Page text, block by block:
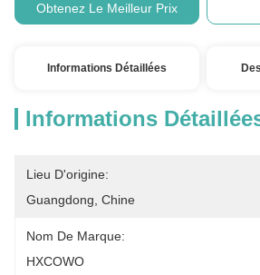
Obtenez Le Meilleur Prix
Informations Détaillées
Informations
Lieu D'origine:
Guangdong, Chine
Nom De Marque:
HXCOWO